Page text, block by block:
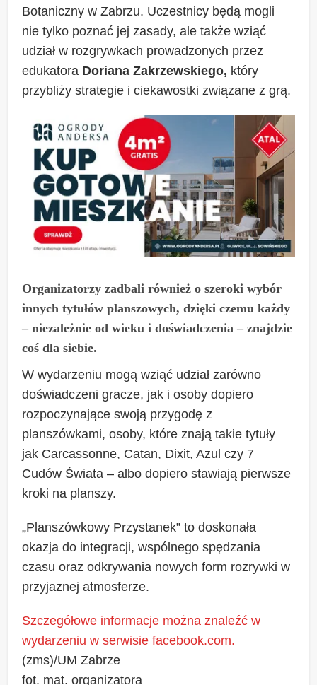
Botaniczny w Zabrzu. Uczestnicy będą mogli
nie tylko poznać jej zasady, ale także wziąć
udział w rozgrywkach prowadzonych przez
edukatora Doriana Zakrzewskiego, który
przybliży strategie i ciekawostki związane z grą.
Organizatorzy zadbali również o szeroki wybór
innych tytułów planszowych, dzięki czemu każdy
– niezależnie od wieku i doświadczenia – znajdzie
coś dla siebie.
W wydarzeniu mogą wziąć udział zarówno
doświadczeni gracze, jak i osoby dopiero
rozpoczynające swoją przygodę z
planszówkami, osoby, które znają takie tytuły
jak Carcassonne, Catan, Dixit, Azul czy 7
Cudów Świata – albo dopiero stawiają pierwsze
kroki na planszy.
„Planszówkowy Przystanek” to doskonała
okazja do integracji, wspólnego spędzania
czasu oraz odkrywania nowych form rozrywki w
przyjaznej atmosferze.
Szczegółowe informacje można znaleźć w
wydarzeniu w serwisie facebook.com.
(zms)/UM Zabrze
fot. mat. organizatora